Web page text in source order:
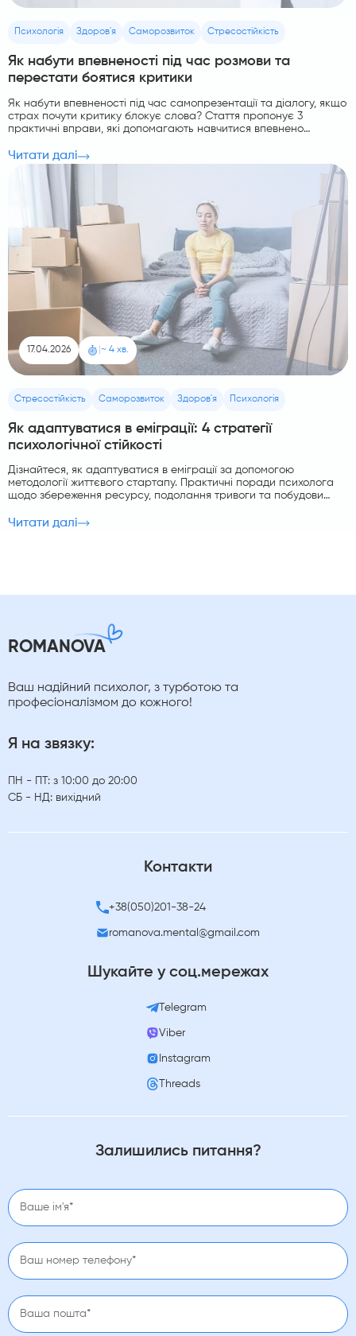
Психологія Здоров'я Саморозвиток Стресостійкість
Як набути впевненості під час розмови та
перестати боятися критики
Як набути впевненості під час самопрезентації та діалогу, якщо
страх почути критику блокує слова? Стаття пропонує 3
практичні вправи, які допомагають навчитися впевнено
Читати далі
17.04.2026 ~ 4 хв.
Стресостійкість Саморозвиток Здоров'я Психологія
Як адаптуватися в еміграції: 4 стратегії
психологічної стійкості
Дізнайтеся, як адаптуватися в еміграції за допомогою
методології життєвого стартапу. Практичні поради психолога
щодо збереження ресурсу, подолання тривоги та побудови
Читати далі
ROMANOVA
Ваш надійний психолог, з турботою та
професіоналізмом до кожного!
Я на звязку:
ПН - ПТ: з 10:00 до 20:00
СБ - НД: вихідний
Контакти
+38(050)201-38-24
romanova.mental@gmail.com
Шукайте у соц.мережах
Telegram
Viber
Instagram
Threads
Залишились питання?